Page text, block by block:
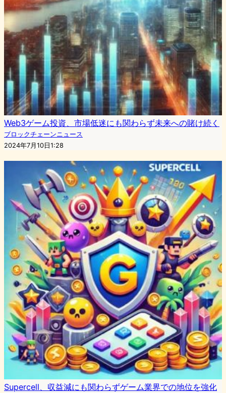
Web3ゲーム投資、市場低迷にも関わらず未来への賭け続く
ブロックチェーンニュース
2024年7月10日1:28
Supercell、収益減にも関わらずゲーム業界での地位を強化